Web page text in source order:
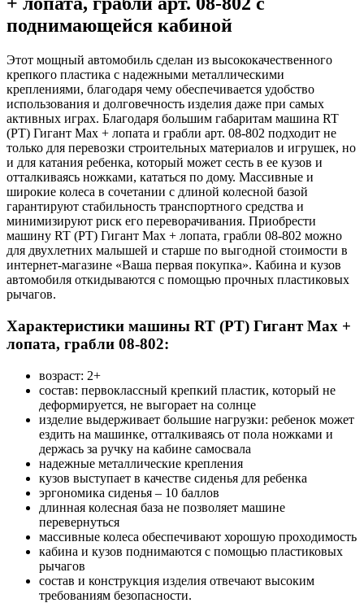
поднимающейся кабиной
Этот мощный автомобиль сделан из высококачественного
крепкого пластика с надежными металлическими
креплениями, благодаря чему обеспечивается удобство
использования и долговечность изделия даже при самых
активных играх. Благодаря большим габаритам машина RT
(РТ) Гигант Мax + лопата и грабли арт. 08-802 подходит не
только для перевозки строительных материалов и игрушек, но
и для катания ребенка, который может сесть в ее кузов и
отталкиваясь ножками, кататься по дому. Массивные и
широкие колеса в сочетании с длиной колесной базой
гарантируют стабильность транспортного средства и
минимизируют риск его переворачивания. Приобрести
машину RT (РТ) Гигант Мax + лопата, грабли 08-802 можно
для двухлетних малышей и старше по выгодной стоимости в
интернет-магазине «Ваша первая покупка». Кабина и кузов
автомобиля откидываются с помощью прочных пластиковых
рычагов.
Характеристики машины RT (РТ) Гигант Мax +
лопата, грабли 08-802:
возраст: 2+
состав: первоклассный крепкий пластик, который не
деформируется, не выгорает на солнце
изделие выдерживает большие нагрузки: ребенок может
ездить на машинке, отталкиваясь от пола ножками и
держась за ручку на кабине самосвала
надежные металлические крепления
кузов выступает в качестве сиденья для ребенка
эргономика сиденья – 10 баллов
длинная колесная база не позволяет машине
перевернуться
массивные колеса обеспечивают хорошую проходимость
кабина и кузов поднимаются с помощью пластиковых
рычагов
состав и конструкция изделия отвечают высоким
требованиям безопасности.